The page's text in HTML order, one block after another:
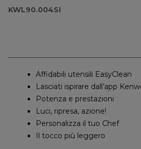
KWL90.004SI
Affidabili utensili EasyClean
Lasciati ispirare dall’app
Potenza e prestazioni
Luci, ripresa, azione!
Personalizza il tuo Chef
Il tocco più leggero